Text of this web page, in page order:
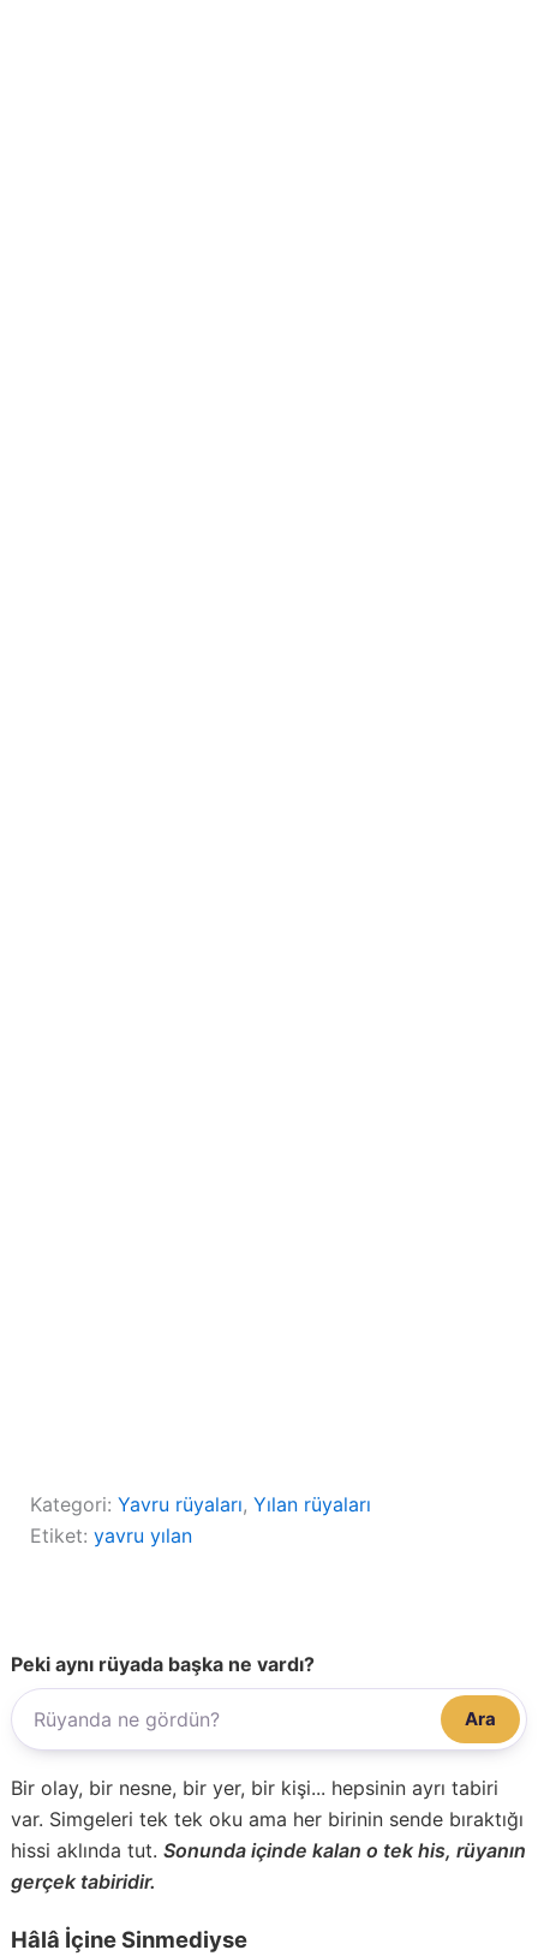
Kategori: Yavru rüyaları, Yılan rüyaları
Etiket: yavru yılan
Peki aynı rüyada başka ne vardı?
Ara
Bir olay, bir nesne, bir yer, bir kişi... hepsinin ayrı tabiri
var. Simgeleri tek tek oku ama her birinin sende bıraktığı
hissi aklında tut. Sonunda içinde kalan o tek his, rüyanın
gerçek tabiridir.
Hâlâ İçine Sinmediyse